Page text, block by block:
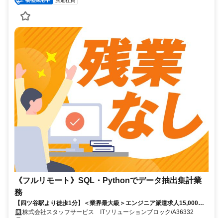
《フルリモート》SQL・Pythonでデータ抽出集計業
務
【四ツ谷駅より徒歩1分】＜業界最大級＞エンジニア派遣求人15,000件
以上◎ 来社不要のカンタン登録→最短2日で就業可能！！
株式会社スタッフサービス ITソリューションブロック/A36332